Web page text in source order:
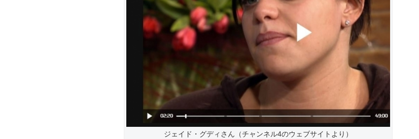
ジェイド・グディさん（チャンネル4のウェブサイトより）